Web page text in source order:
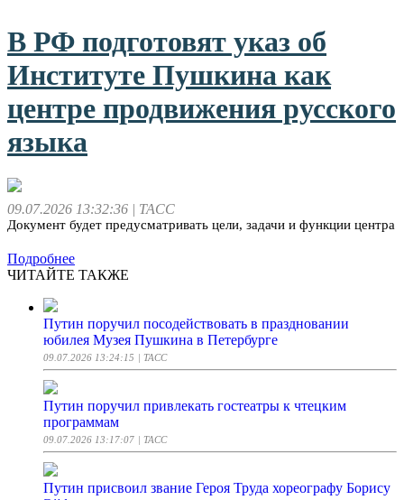
В РФ подготовят указ об
Институте Пушкина как
центре продвижения русского
языка
09.07.2026 13:32:36 | ТАСС
Документ будет предусматривать цели, задачи и функции центра
Подробнее
ЧИТАЙТЕ ТАКЖЕ
Путин поручил посодействовать в праздновании
юбилея Музея Пушкина в Петербурге
09.07.2026 13:24:15 | ТАСС
Путин поручил привлекать гостеатры к чтецким
программам
09.07.2026 13:17:07 | ТАСС
Путин присвоил звание Героя Труда хореографу Борису